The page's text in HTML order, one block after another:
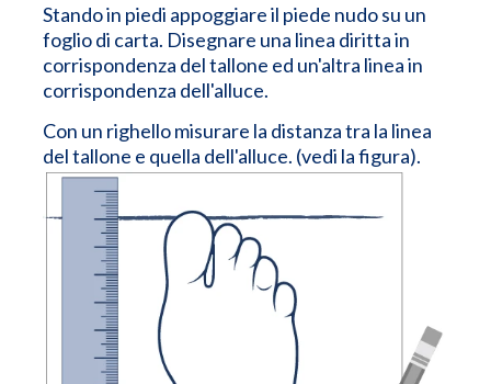
Stando in piedi appoggiare il piede nudo su un
foglio di carta. Disegnare una linea diritta in
corrispondenza del tallone ed un'altra linea in
corrispondenza dell'alluce.
Con un righello misurare la distanza tra la linea
del tallone e quella dell'alluce. (vedi la figura).